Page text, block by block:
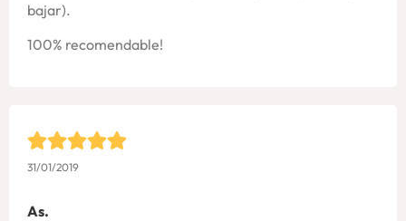
bajar).
100% recomendable!
31/01/2019
As.